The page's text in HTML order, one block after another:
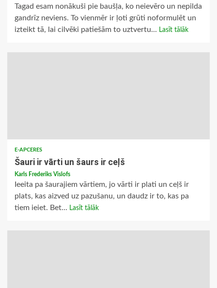
Tagad esam nonākuši pie baušļa, ko neievēro un nepilda
gandrīz neviens. To vienmēr ir ļoti grūti noformulēt un
izteikt tā, lai cilvēki patiešām to uztvertu... Lasīt tālāk
E-APCERES
Šauri ir vārti un šaurs ir ceļš
Karls Frederiks Vislofs
Ieeita pa šaurajiem vārtiem, jo vārti ir plati un ceļš ir
plats, kas aizved uz pazušanu, un daudz ir to, kas pa
tiem ieiet. Bet... Lasīt tālāk